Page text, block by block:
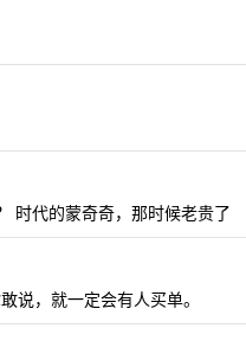
时代的蒙奇奇，那时候老贵了
说，就一定会有人买单。